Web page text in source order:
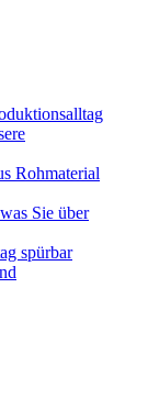
Rohmaterial
Sie über
spürbar